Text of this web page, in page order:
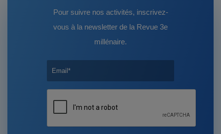
Pour suivre nos activités, inscrivez-
vous à la newsletter de la Revue 3e
millénaire.